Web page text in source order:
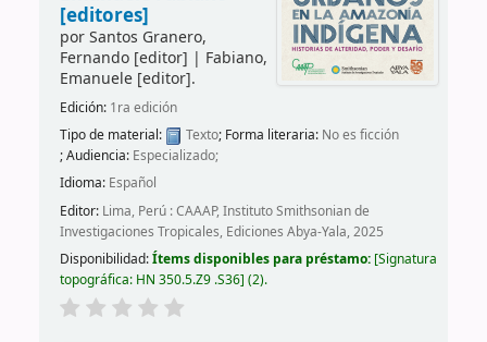
[editores]
porSantos Granero,
Fernando[editor] | Fabiano,
Emanuele[editor].
Edición: 1ra edición
Tipo de material:
Texto; Forma literaria: No es ficción
; Audiencia: Especializado;
Idioma: Español
Editor: Lima, Perú : CAAAP, Instituto Smithsonian de
Investigaciones Tropicales, Ediciones Abya-Yala, 2025
Disponibilidad:Ítems disponibles para préstamo: Signatura
topográfica: HN 350.5.Z9 .S36 (2).